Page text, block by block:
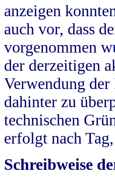
anzeigen
auch vor, dass
vorgenommen
der derzeitigen
Verwendung
dahinter zu
technischen
erfolgt nach
Schreibweise